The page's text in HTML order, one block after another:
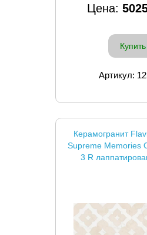
Цена:
Купить
Артикул:
Керамогранит
Supreme Memories
3 R